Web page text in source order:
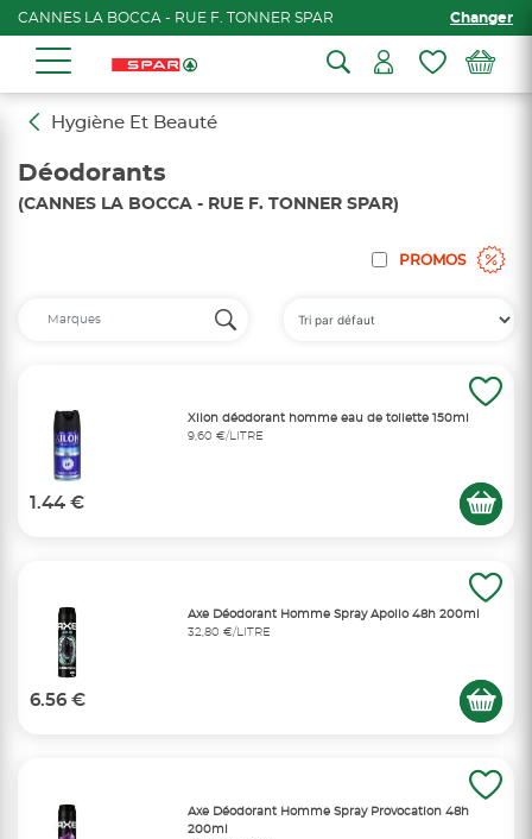
CANNES LA BOCCA - RUE F. TONNER SPAR Changer
Hygiène Et Beauté
Déodorants
(CANNES LA BOCCA - RUE F. TONNER SPAR)
PROMOS
Xilon déodorant homme eau de toilette 150ml
9,60 €/LITRE
1.44 €
Axe Déodorant Homme Spray Apollo 48h 200ml
32,80 €/LITRE
6.56 €
Axe Déodorant Homme Spray Provocation 48h
200ml